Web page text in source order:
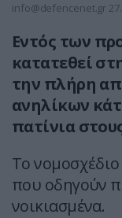
info@defencenet.gr
Εντός των
κατατεθεί
την πλήρη
ανηλίκων
πατίνια
Το
που οδηγούν
νοικιασμένα.